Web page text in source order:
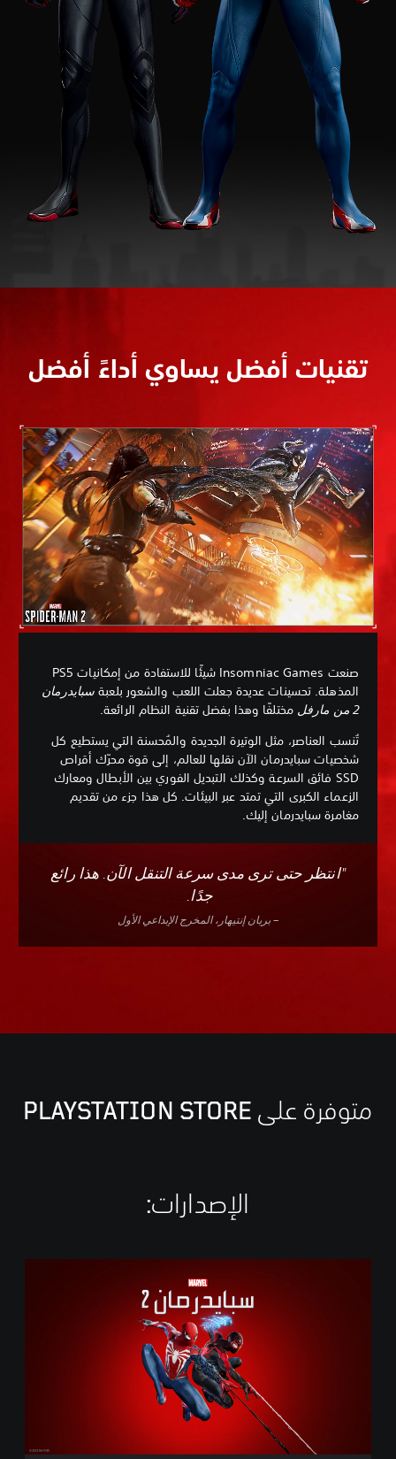
تقنيات أفضل يساوي أداءً أفضل
صنعت Insomniac Games شيئًا للاستفادة من إمكانيات PS5
المذهلة. تحسينات عديدة جعلت اللعب والشعور بلعبة سبايدرمان
2 من مارفل
مختلفًا وهذا بفضل تقنية النظام الرائعة.
تُنسب العناصر، مثل الوتيرة الجديدة والمُحسنة التي يستطيع كل
شخصيات سبايدرمان الآن نقلها للعالم، إلى قوة محرّك أقراص
SSD فائق السرعة وكذلك التبديل الفوري بين الأبطال ومعارك
الزعماء الكبرى التي تمتد عبر البيئات. كل هذا جزء من تقديم
مغامرة سبايدرمان إليك.
"انتظر حتى ترى مدى سرعة التنقل الآن. هذا رائع
جدًا.
– بريان إنتيهار، المخرج الإبداعي الأول
متوفرة على PLAYSTATION STORE
الإصدارات:‏
ا